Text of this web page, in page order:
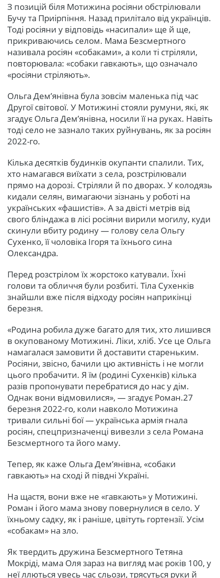
З позицій біля Мотижина росіяни обстрілювали
Бучу та Приірпіння. Назад прилітало від українців.
Тоді росіяни у відповідь «насипали» ще й ще,
прикриваючись селом. Мама Безсмертного
називала росіян «собаками», а коли ті стріляли,
повторювала: «собаки гавкають», що означало
«росіяни стріляють».
Ольга Дем’янівна була зовсім маленька під час
Другої світової. У Мотижині стояли румуни, які, як
згадує Ольга Дем’янівна, носили її на руках. Навіть
тоді село не зазнало таких руйнувань, як за росіян
2022-го.
Кілька десятків будинків окупанти спалили. Тих,
хто намагався виїхати з села, розстрілювали
прямо на дорозі. Стріляли й по дворах. У колодязь
кидали селян, вимагаючи зізнань у роботі на
українських «фашистів». А за двісті метрів від
свого бліндажа в лісі росіяни вирили могилу, куди
скинули вбиту родину — голову села Ольгу
Сухенко, її чоловіка Ігоря та їхнього сина
Олександра.
Перед розстрілом їх жорстоко катували. Їхні
голови та обличчя були розбиті. Тіла Сухенків
знайшли вже після відходу росіян наприкінці
березня.
«Родина робила дуже багато для тих, хто лишився
в окупованому Мотижині. Ліки, хліб. Усе це Ольга
намагалася замовити й доставити стареньким.
Росіяни, звісно, бачили цю активність і не могли
цього пробачити. Я їм (родині Сухенків) кілька
разів пропонувати перебратися до нас у дім.
Однак вони відмовилися», — згадує Роман.27
березня 2022-го, коли навколо Мотижина
тривали сильні бої — українська армія гнала
росіян, спецпризначенці вивезли з села Романа
Безсмертного та його маму.
Тепер, як каже Ольга Дем’янівна, «собаки
гавкають» на сході й півдні Україні.
На щастя, вони вже не «гавкають» у Мотижині.
Роман і його мама знову повернулися в село. У
їхньому садку, як і раніше, цвітуть гортензії. Усім
«собакам» на зло.
Як твердить дружина Безсмертного Тетяна
Мокріді, мама Оля зараз на вигляд має років 100, у
неї ллються увесь час сльози, трясуться руки й